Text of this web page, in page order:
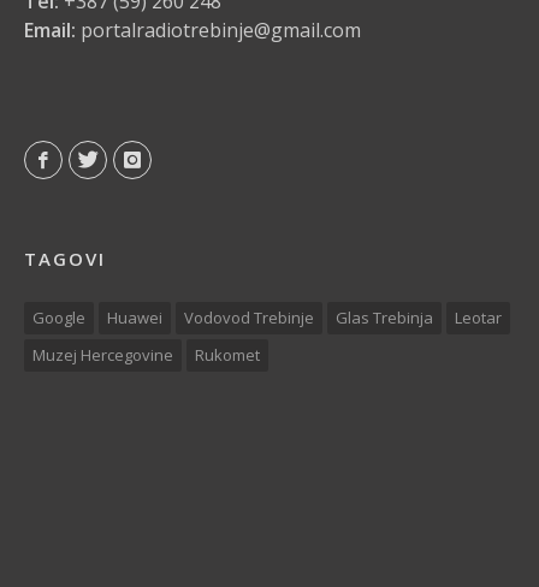
Email: portalradiotrebinje@gmail.com
TAGOVI
Google Huawei Vodovod Trebinje Glas Trebinja
Leotar
Muzej Hercegovine
Rukomet